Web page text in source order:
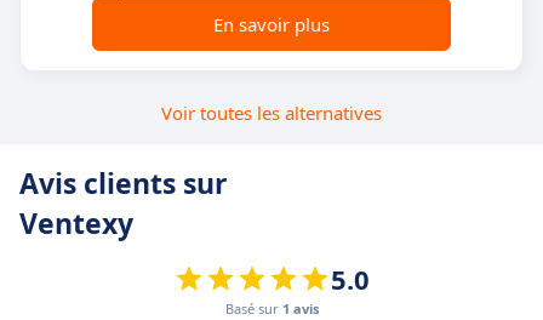
En savoir plus
Voir toutes les alternatives
Avis clients sur
Ventexy
5.0
Basé sur 1 avis